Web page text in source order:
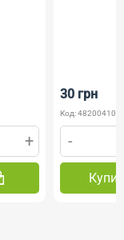
+
30 грн
Код:
-